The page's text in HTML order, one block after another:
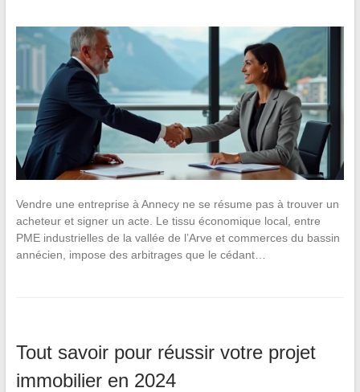
Vendre une entreprise à Annecy ne se résume pas à trouver un
acheteur et signer un acte. Le tissu économique local, entre
PME industrielles de la vallée de l’Arve et commerces du bassin
annécien, impose des arbitrages que le cédant…
Tout savoir pour réussir votre projet
immobilier en 2024